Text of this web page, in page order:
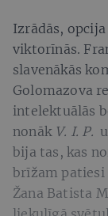
Izrādās,
viktorīnās.
slavenākās
Golomazova
intelektuālās
nonāk V. I. P.
bija tas, kas
brīžam patiesi
Žana Batista